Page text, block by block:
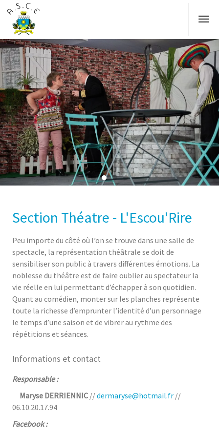
Section Théatre - L'Escou'Rire
Peu importe du côté où l’on se trouve dans une salle de
spectacle, la représentation théâtrale se doit de
sensibiliser son public à travers différentes émotions. La
noblesse du théâtre est de faire oublier au spectateur la
vie réelle en lui permettant d’échapper à son quotidien.
Quant au comédien, monter sur les planches représente
toute la richesse d’emprunter l’identité d’un personnage
le temps d’une saison et de vibrer au rythme des
répétitions et séances.
Informations et contact
Responsable :
Maryse DERRIENNIC //dermaryse@hotmail.fr //
06.10.20.17.94
Facebook :